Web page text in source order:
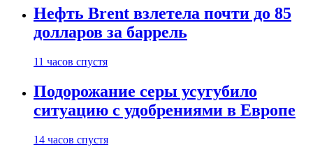
Нефть Brent взлетела почти до 85
долларов за баррель
11 часов спустя
Подорожание серы усугубило
ситуацию с удобрениями в Европе
14 часов спустя